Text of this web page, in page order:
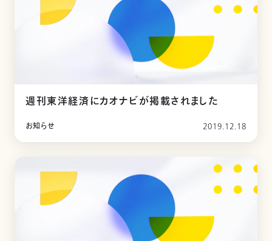
週刊東洋経済にカオナビが掲載されました
お知らせ 2019.12.18